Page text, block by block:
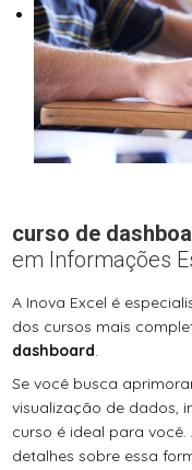
curso de
em Informações
A Inova Excel é
dos cursos mais
dashboard.
Se você busca
visualização de dados,
curso é ideal para
detalhes sobre essa